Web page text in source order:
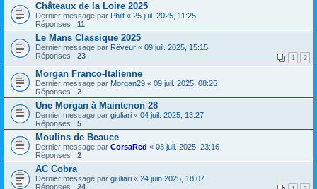
Châteaux de la Loire 2025
Dernier message par Philt « 25 juil. 2025, 11:25
Réponses : 11
Le Mans Classique 2025
Dernier message par Rêveur « 09 juil. 2025, 15:15
Réponses : 23 1 2
Morgan Franco-Italienne
Dernier message par Morgan29 « 09 juil. 2025, 08:25
Réponses : 2
Une Morgan à Maintenon 28
Dernier message par giuliari « 04 juil. 2025, 13:27
Réponses : 5
Moulins de Beauce
Dernier message par CorsaRed « 03 juil. 2025, 23:16
Réponses : 2
AC Cobra
Dernier message par giuliari « 24 juin 2025, 18:07
Réponses : 24